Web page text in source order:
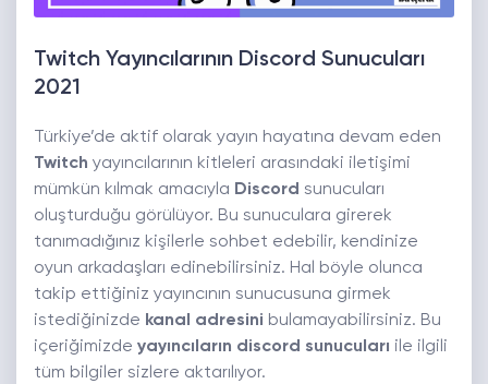
Twitch Yayıncılarının Discord Sunucuları
2021
Türkiye’de aktif olarak yayın hayatına devam eden
Twitch yayıncılarının kitleleri arasındaki iletişimi
mümkün kılmak amacıyla Discord sunucuları
oluşturduğu görülüyor. Bu sunuculara girerek
tanımadığınız kişilerle sohbet edebilir, kendinize
oyun arkadaşları edinebilirsiniz. Hal böyle olunca
takip ettiğiniz yayıncının sunucusuna girmek
istediğinizde kanal adresini bulamayabilirsiniz. Bu
içeriğimizde yayıncıların discord sunucuları ile ilgili
tüm bilgiler sizlere aktarılıyor.